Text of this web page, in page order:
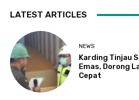
LATEST ARTICLES
NEWS
Karding Tinjau
Emas, Dorong
Cepat